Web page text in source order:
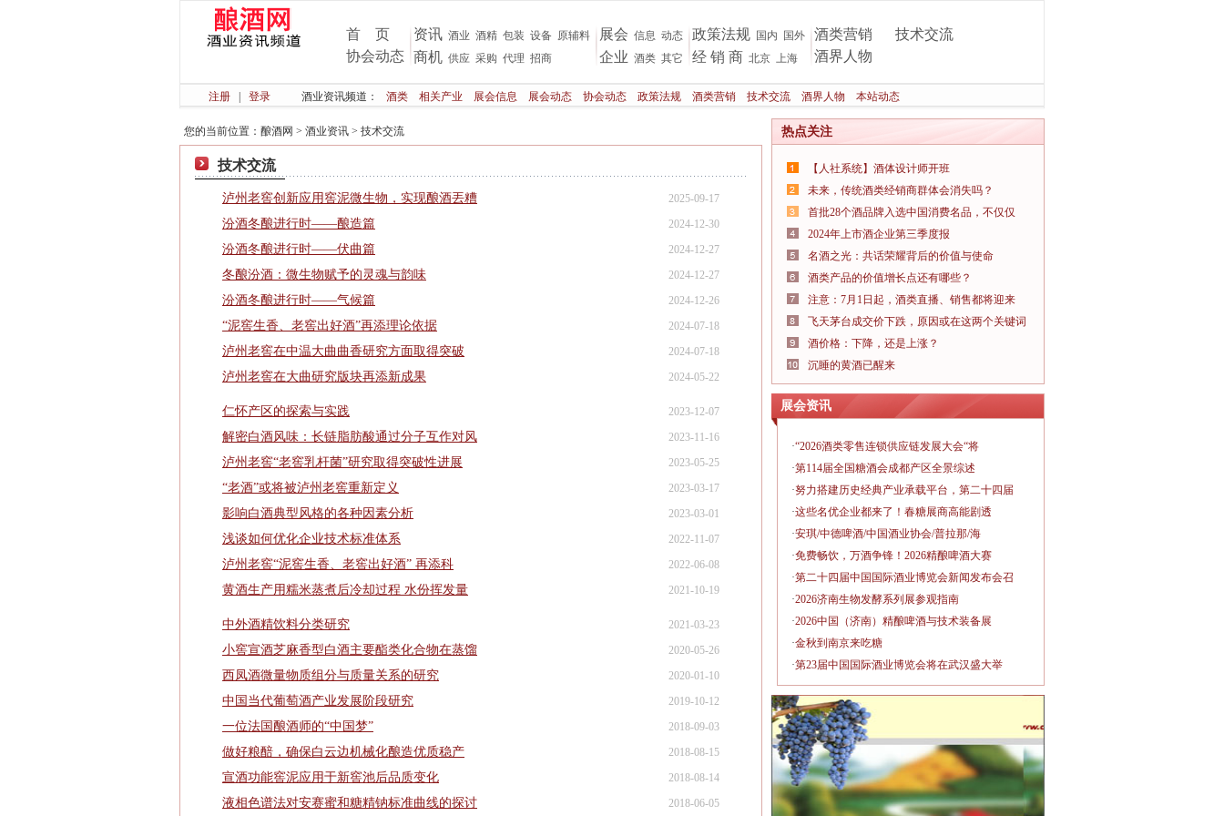
首 页
协会动态
资讯 酒业 酒精 包装 设备 原辅料
商机 供应 采购 代理 招商
展会 信息 动态
企业 酒类 其它
政策法规 国内 国外
经 销 商 北京 上海
酒类营销
酒界人物
技术交流
注册 登录 酒业资讯频道： 酒类 相关产业 展会信息 展会动态 协会动态 政策法规 酒类营销 技术交流 酒界人物 本站动态
您的当前位置： 酿酒网 > 酒业资讯 > 技术交流
技术交流
2025-09-17
泸州老窖创新应用窖泥微生物，实现酿酒丟糟
2024-12-30
汾酒冬酿进行时——酿造篇
2024-12-27
汾酒冬酿进行时——伏曲篇
2024-12-27
冬酿汾酒：微生物赋予的灵魂与韵味
2024-12-26
汾酒冬酿进行时——气候篇
2024-07-18
“泥窖生香、老窖出好酒”再添理论依据
2024-07-18
泸州老窖在中温大曲曲香研究方面取得突破
2024-05-22
泸州老窖在大曲研究版块再添新成果
2023-12-07
仁怀产区的探索与实践
2023-11-16
解密白酒风味：长链脂肪酸通过分子互作对风
2023-05-25
泸州老窖“老窖乳杆菌”研究取得突破性进展
2023-03-17
“老酒”或将被泸州老窖重新定义
2023-03-01
影响白酒典型风格的各种因素分析
2022-11-07
浅谈如何优化企业技术标准体系
2022-06-08
泸州老窖“泥窖生香、老窖出好酒” 再添科
2021-10-19
黄酒生产用糯米蒸煮后冷却过程 水份挥发量
2021-03-23
中外酒精饮料分类研究
2020-05-26
小窖宣酒芝麻香型白酒主要酯类化合物在蒸馏
2020-01-10
西凤酒微量物质组分与质量关系的研究
2019-10-12
中国当代葡萄酒产业发展阶段研究
2018-09-03
一位法国酿酒师的“中国梦”
2018-08-15
做好粮醅，确保白云边机械化酿造优质稳产
2018-08-14
宣酒功能窖泥应用于新窖池后品质变化
2018-06-05
液相色谱法对安赛蜜和糖精钠标准曲线的探讨
热点关注
【人社系统】酒体设计师开班
未来，传统酒类经销商群体会消失吗？
首批28个酒品牌入选中国消费名品，不仅仅
2024年上市酒企业第三季度报
名酒之光：共话荣耀背后的价值与使命
酒类产品的价值增长点还有哪些？
注意：7月1日起，酒类直播、销售都将迎来
飞天茅台成交价下跌，原因或在这两个关键词
酒价格：下降，还是上涨？
沉睡的黄酒已醒来
展会资讯
·“2026酒类零售连锁供应链发展大会“将
·第114届全国糖酒会成都产区全景综述
·努力搭建历史经典产业承载平台，第二十四届
·这些名优企业都来了！春糖展商高能剧透
·安琪/中德啤酒/中国酒业协会/普拉那/海
·免费畅饮，万酒争锋！2026精酿啤酒大赛
·第二十四届中国国际酒业博览会新闻发布会召
·2026济南生物发酵系列展参观指南
·2026中国（济南）精酿啤酒与技术装备展
·金秋到南京来吃糖
·第23届中国国际酒业博览会将在武汉盛大举